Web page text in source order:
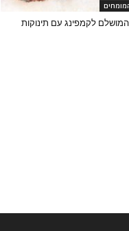
המושלם לקמפינג עם תינוקות